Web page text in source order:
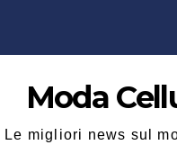
Moda
Le migliori news sul